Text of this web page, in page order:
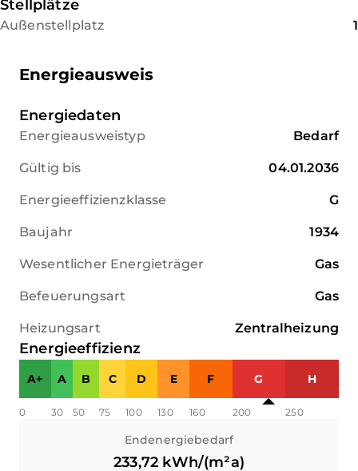
Stellplätze
Außenstellplatz 1
Energieausweis
Energiedaten
Energieausweistyp Bedarf
Gültig bis 04.01.2036
Energieeffizienzklasse G
Baujahr 1934
Wesentlicher Energieträger Gas
Befeuerungsart Gas
Heizungsart Zentralheizung
Energieeffizienz
A+ A B C D E F G H
0 30 50 75 100 130 160 200 250
Endenergiebedarf
233,72 kWh/(m²a)